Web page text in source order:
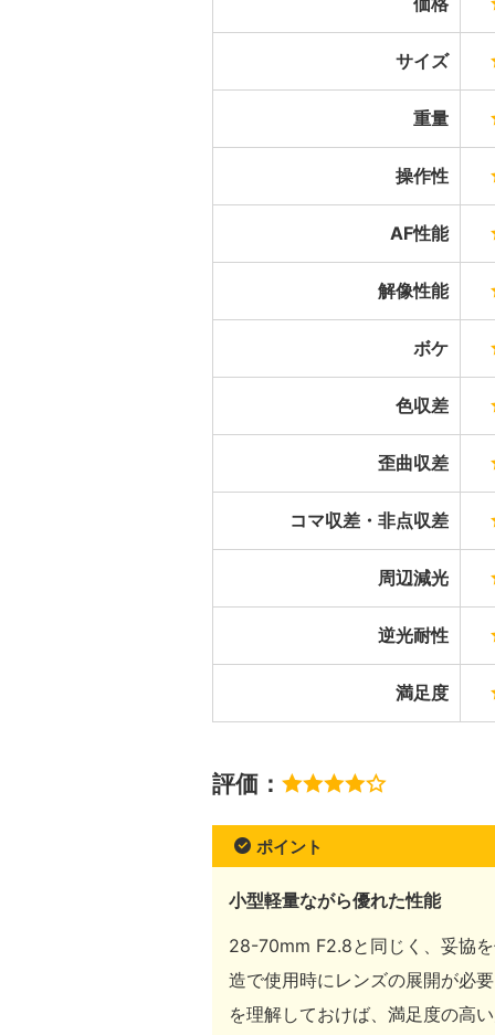
サイズ
重量
操作性
AF性能
解像性能
ボケ
色収差
歪曲収差
コマ収差・非点収差
周辺減光
逆光耐性
満足度
評価：
ポイント
小型軽量ながら優れた性能
28-70mm F2.8と同じく、妥協
造で使用時にレンズの展開が必
を理解しておけば、満足度の高